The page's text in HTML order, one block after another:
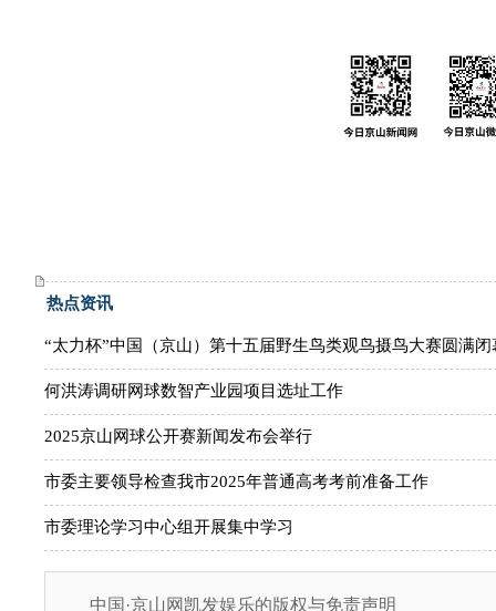
热点资讯
“太力杯”中国（京山）第十五届野生鸟类观鸟摄鸟大赛圆满闭
何洪涛调研网球数智产业园项目选址工作
2025京山网球公开赛新闻发布会举行
市委主要领导检查我市2025年普通高考考前准备工作
市委理论学习中心组开展集中学习
中国·京山网凯发娱乐的版权与免责声明